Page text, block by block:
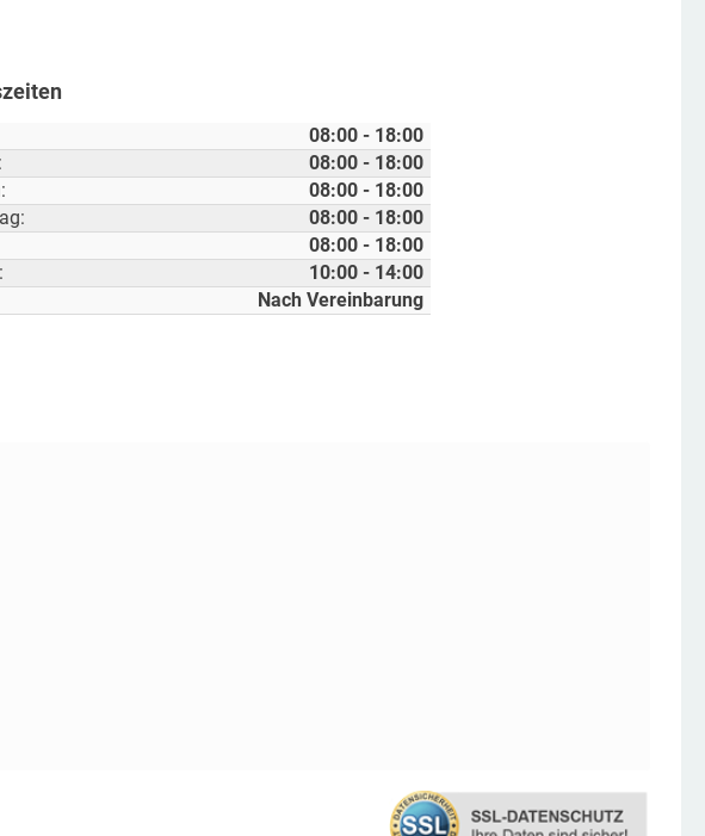
08:00 - 18:00
08:00 - 18:00
08:00 - 18:00
08:00 - 18:00
08:00 - 18:00
10:00 - 14:00
Nach Vereinbarung